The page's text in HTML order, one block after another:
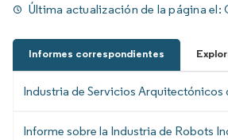
Última actualización de la página el:
Informes correspondientes
Industria de Servicios Arquitectónicos
Informe sobre la Industria de Robots